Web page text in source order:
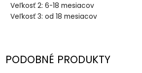
Veľkosť 2: 6-18 mesiacov
Veľkosť 3: od 18 mesiacov
PODOBNÉ PRODUKTY